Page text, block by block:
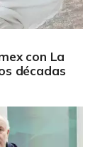
con La
décadas